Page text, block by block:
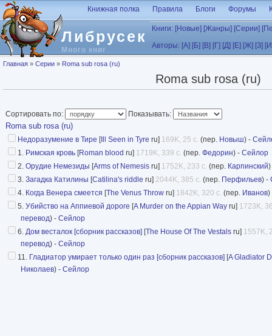
Перейти к основному содержанию
Либрусек
Много книг
Книжная полка Правила Блоги Форумы
Книги: [Новые] [Жанры] [Серии]
Авторы: [А] [Б] [В] [Г] [Д] [Е] [Ж] [З]
Вы здесь
Главная » Серии » Roma sub rosa (ru)
Roma sub rosa (ru)
Сортировать по: Показывать:
Roma sub rosa (ru)
Недоразумение в Тире [Ill Seen in Tyre ru] 169K, 25 с. (пер. Новыш) -
1. Римская кровь [Roman blood ru] 1719K, 339 с. (пер. Федорин) - Сейлор
2. Орудие Немезиды [Arms of Nemesis ru] 1752K, 233 с. (пер. Карпинский
3. Загадка Катилины [Catilina's riddle ru] 2044K, 385 с. (пер. Перфильев) -
4. Когда Венера смеется [The Venus Throw ru] 1842K, 320 с. (пер. Иванов)
5. Убийство на Аппиевой дороге [A Murder on the Appian Way ru] 1723K,
перевод) - Сейлор
6. Дом весталок [сборник рассказов] [The House Of The Vestals ru] 1557K,
перевод) - Сейлор
11. Гладиатор умирает только один раз [сборник рассказов] [A Gladiator
Николаев) - Сейлор